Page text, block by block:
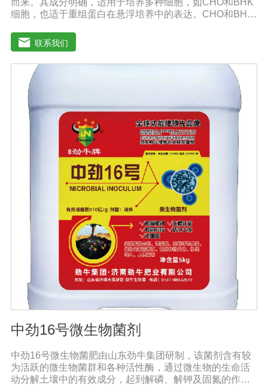
而来。其成分明确，适用于培养多种细胞，如CHO和BHK
细胞，也适于重组蛋白在悬浮培养中的表达。CHO和BHK
列培养基不含L-谷氨酰胺以避免因L-谷氨酰胺降解和胺积累
带来的不利影响。MAM-PF培养基可添加极少量的酚红或
不添加。无血清培养基比需添加血清的培养基高级，它有
助于表达产物的纯化和后续处理。多数市场上出售的无血
清培养基含有多种成分不明确蛋白和（或）蛋白水解产
物。因此成分完全明确的培养基和市场上其他添加血清的
培养基以及无血清培养基相比具有巨大的技术优势。从风
险控制的角度来看，不含动物蛋白的培养基也极受欢迎，
同时它还可以避免动物性原料短缺和不稳定带来的影响。
MAM-PF1、MAM-PF2、MAM-PF7d 和MAM-PF7e,MAM-
PF培养基不含动物性蛋白和多肽，无成分不明确的水解产
物。用户使用前需自行添加L-谷氨酰胺（0.6一8 mM）。
DMEM High GlouseDMEM培养基是使用BME改良培养
基，其氨基酸和维生素含量是BME培养的四倍。DMEM培
养基中含有非必需氨基酸和特定的必需微量元素，碳酸氢
钠的的浓度也提高了。标准配方DMEM培养基葡萄糖的含
量为1000 mg/L，高糖DMEM培养基葡萄糖的含量为4500
mg/L。DMEM早期是用来培养鼠胚胎细胞。
联系我们
中劲16号微生物菌剂
中劲16号微生物菌肥由山东劲牛集团研制，该菌剂含有较
为活跃的微生物菌群和各种活性酶，通过微生物的生命活
动分解土壤中的有效成分，起到解磷、解钾及固氮的作